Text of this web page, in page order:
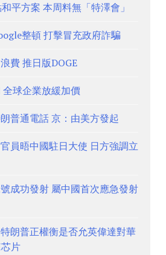
平方案 本周料無「特澤會」
整頓 打擊冒充政府詐騙
費 推日版DOGE
球企業放緩加價
普通電話 京：由美方發起
員晤中國駐日大使 日方強調立
成功發射 屬中國首次應急發射
朗普正權衡是否允英偉達對華
片